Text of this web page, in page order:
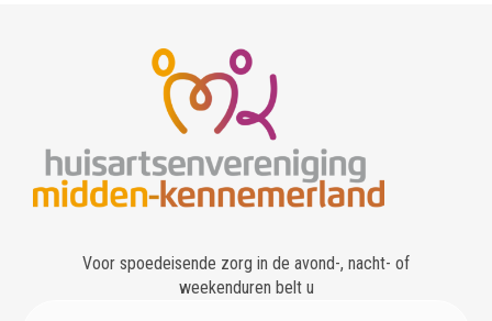
Voor spoedeisende zorg in de avond-, nacht- of
weekenduren belt u